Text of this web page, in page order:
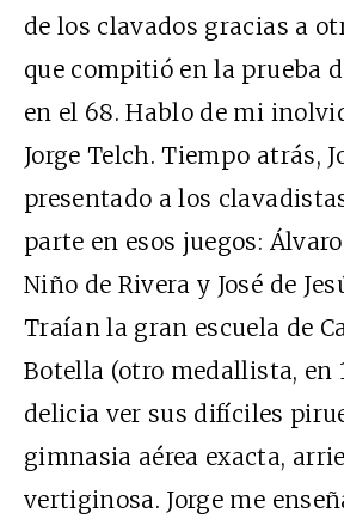
de los clavados gracias a
que compitió en la prueba
en el 68. Hablo de mi
Jorge Telch. Tiempo atrás,
presentado a los
parte en esos juegos:
Niño de Rivera y José de
Traían la gran escuela de
Botella (otro medallista, en
delicia ver sus difíciles
gimnasia aérea exacta,
vertiginosa. Jorge me